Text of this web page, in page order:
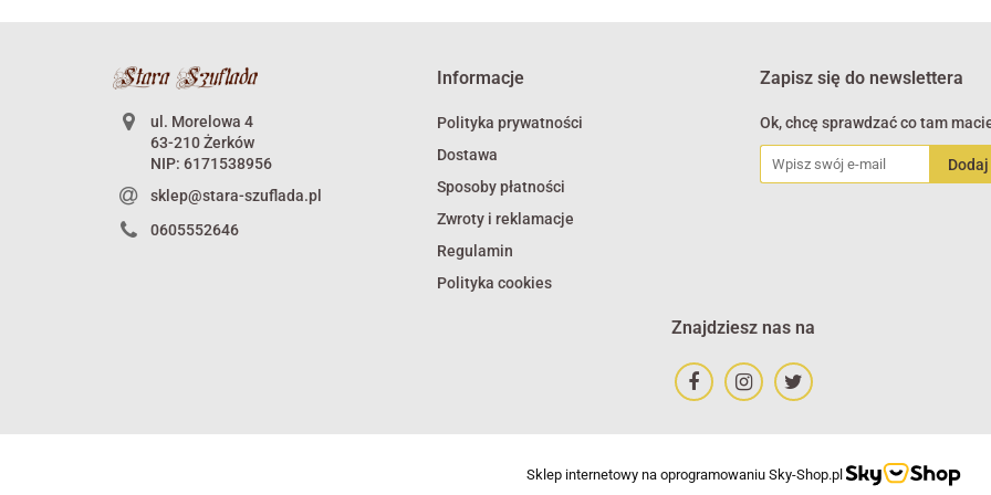
ul. Morelowa 4
63-210 Żerków
NIP: 6171538956
sklep@stara-szuflada.pl
0605552646
Informacje
Polityka prywatności
Dostawa
Sposoby płatności
Zwroty i reklamacje
Regulamin
Polityka cookies
Zapisz się do newslettera
Ok, chcę sprawdzać co tam
Znajdziesz nas na
Sklep internetowy na oprogramowaniu Sky-Shop.pl